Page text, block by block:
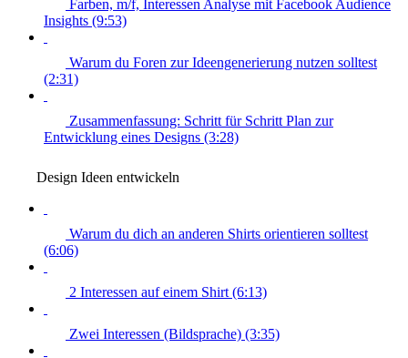
Farben, m/f, Interessen Analyse mit Facebook Audience
Insights (9:53)
Warum du Foren zur Ideengenerierung nutzen solltest
(2:31)
Zusammenfassung: Schritt für Schritt Plan zur
Entwicklung eines Designs (3:28)
Design Ideen entwickeln
Warum du dich an anderen Shirts orientieren solltest
(6:06)
2 Interessen auf einem Shirt (6:13)
Zwei Interessen (Bildsprache) (3:35)